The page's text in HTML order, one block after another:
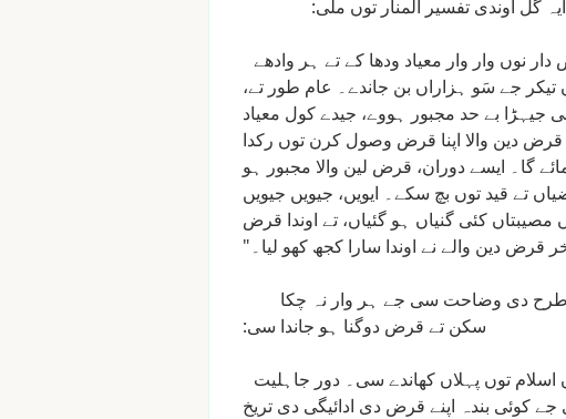
ایہ گل اوندی تفسیر المنار توں ملی:
دار نوں وار وار معیاد ودھا کےتے ہر وادھے
تیکر جے سَو ہزاراں بن جاندے۔ عام طور تے،
جیہڑا بے حد مجبور ہووے، جیدےکول معیاد
قرض دین والا اپنا قرض وصول کرن توں رکدا
گا۔ ایسےدوران، قرض لین والا مجبور
ہو
تے قید توں بچ سکے۔ ایویں، جیویں جیویں
مصیبتاں کئی گنیاں ہو گئیاں، تے اوندا قرض
قرض دین والے نے اوندا سارا کجھ کھو لیا۔"
طرح دی وضاحت سی جے ہر وار نہ چکا
سکن تے قرض دوگنا ہو جاندا سی:
اسلام توں پہلاں کھاندے سی۔ دور جاہلیت
جےکوئی بندہ اپنے قرض دی ادائیگی دی تریخ